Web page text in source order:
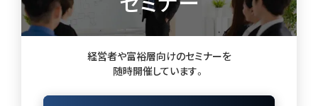
経営者や富裕層向けのセミナーを
随時開催しています。